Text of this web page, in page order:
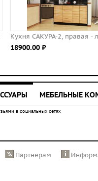
САКУРА-2, правая - левая
⃏
МЕБЕЛЬНЫЕ
в социальных сетях
Партнерам